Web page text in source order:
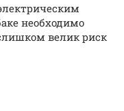
необходимо
велик риск